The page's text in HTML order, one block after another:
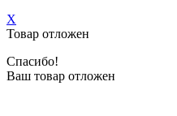
X
Товар отложен
Спасибо!
Ваш товар отложен